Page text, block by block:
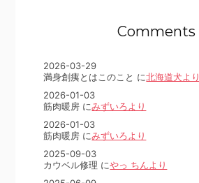
Comments
2026-03-29
満身創痍とはこのこと に北海道犬より
2026-01-03
筋肉暖房 にみずいろより
2026-01-03
筋肉暖房 にみずいろより
2025-09-03
カウベル修理 にやっ ちんより